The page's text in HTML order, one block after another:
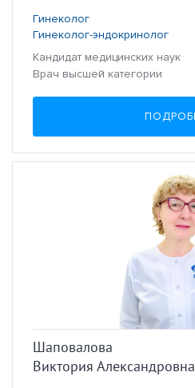
Гинеколог
Гинеколог-эндокринолог
Кандидат медицинских наук
Врач высшей категории
Шаповалова
Виктория Александровна